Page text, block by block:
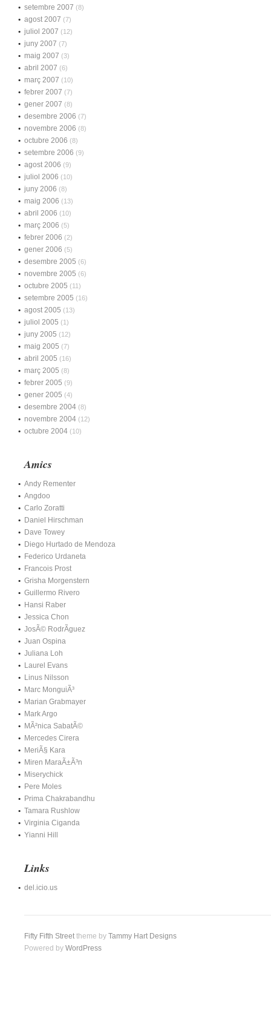
setembre 2007 (8)
agost 2007 (7)
juliol 2007 (12)
juny 2007 (7)
maig 2007 (3)
abril 2007 (6)
març 2007 (10)
febrer 2007 (7)
gener 2007 (8)
desembre 2006 (7)
novembre 2006 (8)
octubre 2006 (8)
setembre 2006 (9)
agost 2006 (9)
juliol 2006 (10)
juny 2006 (8)
maig 2006 (13)
abril 2006 (10)
març 2006 (5)
febrer 2006 (2)
gener 2006 (5)
desembre 2005 (6)
novembre 2005 (6)
octubre 2005 (11)
setembre 2005 (16)
agost 2005 (13)
juliol 2005 (1)
juny 2005 (12)
maig 2005 (7)
abril 2005 (16)
març 2005 (8)
febrer 2005 (9)
gener 2005 (4)
desembre 2004 (8)
novembre 2004 (12)
octubre 2004 (10)
Amics
Andy Rementer
Angdoo
Carlo Zoratti
Daniel Hirschman
Dave Towey
Diego Hurtado de Mendoza
Federico Urdaneta
Francois Prost
Grisha Morgenstern
Guillermo Rivero
Hansi Raber
Jessica Chon
JosÃ© RodrÃ­guez
Juan Ospina
Juliana Loh
Laurel Evans
Linus Nilsson
Marc MonguiÃ³
Marian Grabmayer
Mark Argo
MÃ²nica SabatÃ©
Mercedes Cirera
MeriÃ§ Kara
Miren MaraÃ±Ã³n
Miserychick
Pere Moles
Prima Chakrabandhu
Tamara Rushlow
Virginia Ciganda
Yianni Hill
Links
del.icio.us
Fifty Fifth Street theme by Tammy Hart Designs
Powered by WordPress